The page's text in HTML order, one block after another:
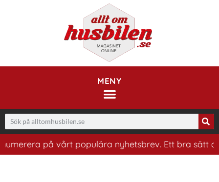
MENY
på vårt populära nyhetsbrev. Ett bra sätt att ha